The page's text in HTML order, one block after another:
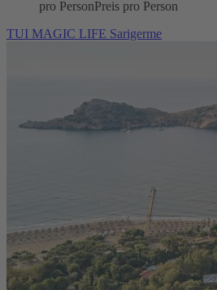
pro PersonPreis pro Person
TUI MAGIC LIFE Sarigerme